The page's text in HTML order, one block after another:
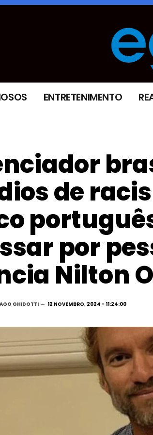
ENTRETENIMENTO
de
por
Nilton
GHIDOTTI 12 NOVEMBRO, 2024 - 11:24:00